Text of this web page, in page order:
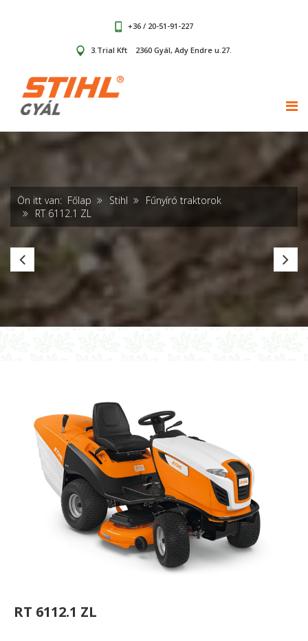
+36 / 20-51-91-227
3.Trial Kft 2360 Gyál, Ady Endre u.27.
Ön itt van: Főlap Stihl
Fűnyíró traktorok
RT 6112.1 ZL
RT
4112.1
SZ
ZL
RT 6112.1 ZL